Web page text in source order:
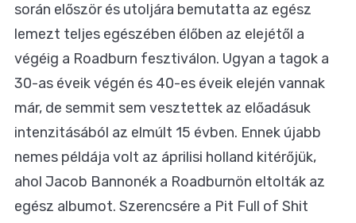
során először és utoljára bemutatta az egész
lemezt teljes egészében élőben az elejétől a
végéig a Roadburn fesztiválon. Ugyan a tagok a
30-as éveik végén és 40-es éveik elején vannak
már, de semmit sem vesztettek az előadásuk
intenzitásából az elmúlt 15 évben. Ennek újabb
nemes példája volt az áprilisi holland kitérőjük,
ahol Jacob Bannonék a Roadburnön eltolták az
egész albumot. Szerencsére a Pit Full of Shit